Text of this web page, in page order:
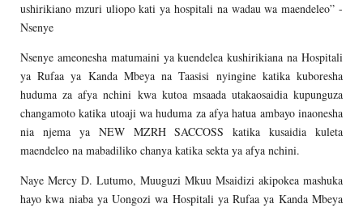
ushirikiano mzuri uliopo kati ya hospitali na wadau wa maendeleo” -
Nsenye
Nsenye ameonesha matumaini ya kuendelea kushirikiana na Hospitali
ya Rufaa ya Kanda Mbeya na Taasisi nyingine katika kuboresha
huduma za afya nchini kwa kutoa msaada utakaosaidia kupunguza
changamoto katika utoaji wa huduma za afya hatua ambayo inaonesha
nia njema ya NEW MZRH SACCOSS katika kusaidia kuleta
maendeleo na mabadiliko chanya katika sekta ya afya nchini.
Naye Mercy D. Lutumo, Muuguzi Mkuu Msaidizi akipokea mashuka
hayo kwa niaba ya Uongozi wa Hospitali ya Rufaa ya Kanda Mbeya